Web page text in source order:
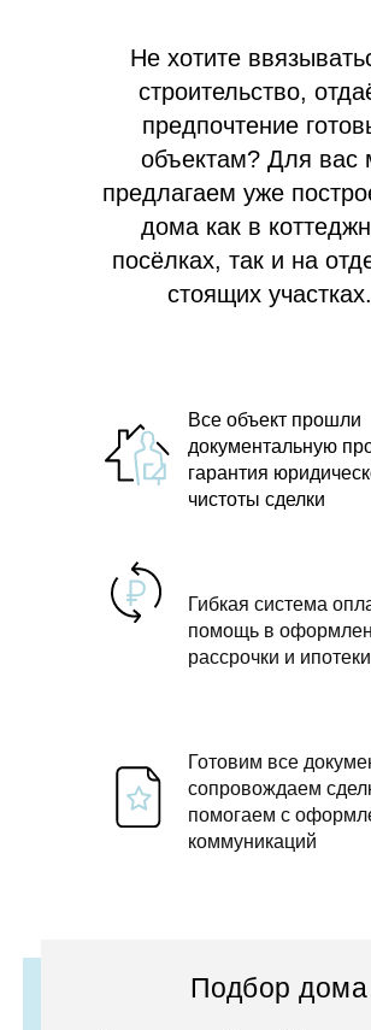
Не хотите
строительство,
предпочтение
объектам? Для вас
предлагаем уже
дома как в
посёлках, так и на
стоящих участках.
Все объект прошли
документальную
гарантия
чистоты сделки
Гибкая система
помощь в
рассрочки и ипотеки
Готовим все
сопровождаем
помогаем с
коммуникаций
Подбор дома